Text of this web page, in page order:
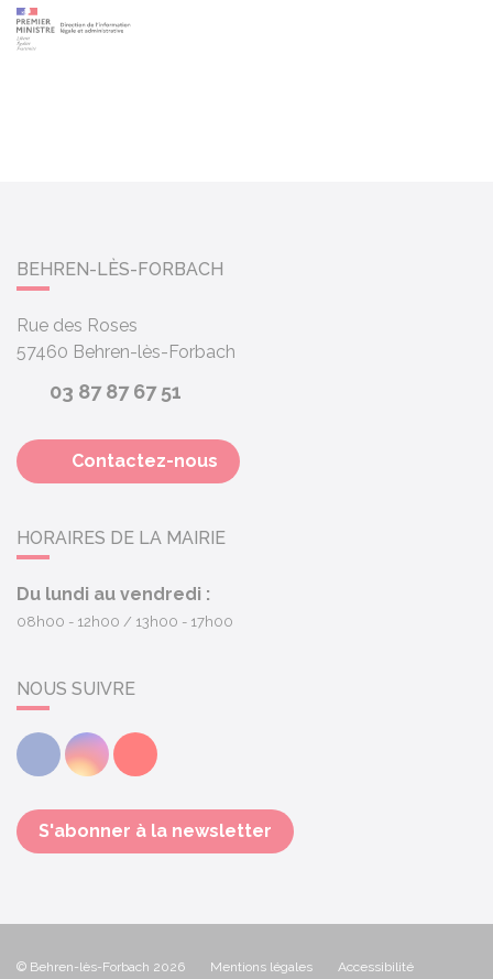
BEHREN-LÈS-FORBACH
Rue des Roses
57460 Behren-lès-Forbach
03 87 87 67 51
Contactez-nous
HORAIRES DE LA MAIRIE
Du lundi au vendredi :
08h00 - 12h00 13h00 - 17h00
NOUS SUIVRE
FacebookInstagramYoutube
S'abonner à la newsletter
© Behren-lès-Forbach 2026 Mentions légales Accessibilité